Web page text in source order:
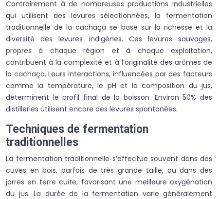
Contrairement à de nombreuses productions industrielles
qui utilisent des levures sélectionnées, la fermentation
traditionnelle de la cachaça se base sur la richesse et la
diversité des levures indigènes. Ces levures sauvages,
propres à chaque région et à chaque exploitation,
contribuent à la complexité et à l’originalité des arômes de
la cachaça. Leurs interactions, influencées par des facteurs
comme la température, le pH et la composition du jus,
déterminent le profil final de la boisson. Environ 50% des
distilleries utilisent encore des levures spontanées.
Techniques de fermentation
traditionnelles
La fermentation traditionnelle s’effectue souvent dans des
cuves en bois, parfois de très grande taille, ou dans des
jarres en terre cuite, favorisant une meilleure oxygénation
du jus. La durée de la fermentation varie généralement